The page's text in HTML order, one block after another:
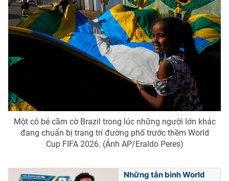
Một cô bé cầm cờ Brazil trong lúc những người lớn khác
đang chuẩn bị trang trí đường phố trước thềm World
Cup FIFA 2026. (Ảnh AP/Eraldo Peres)
Những tân binh World